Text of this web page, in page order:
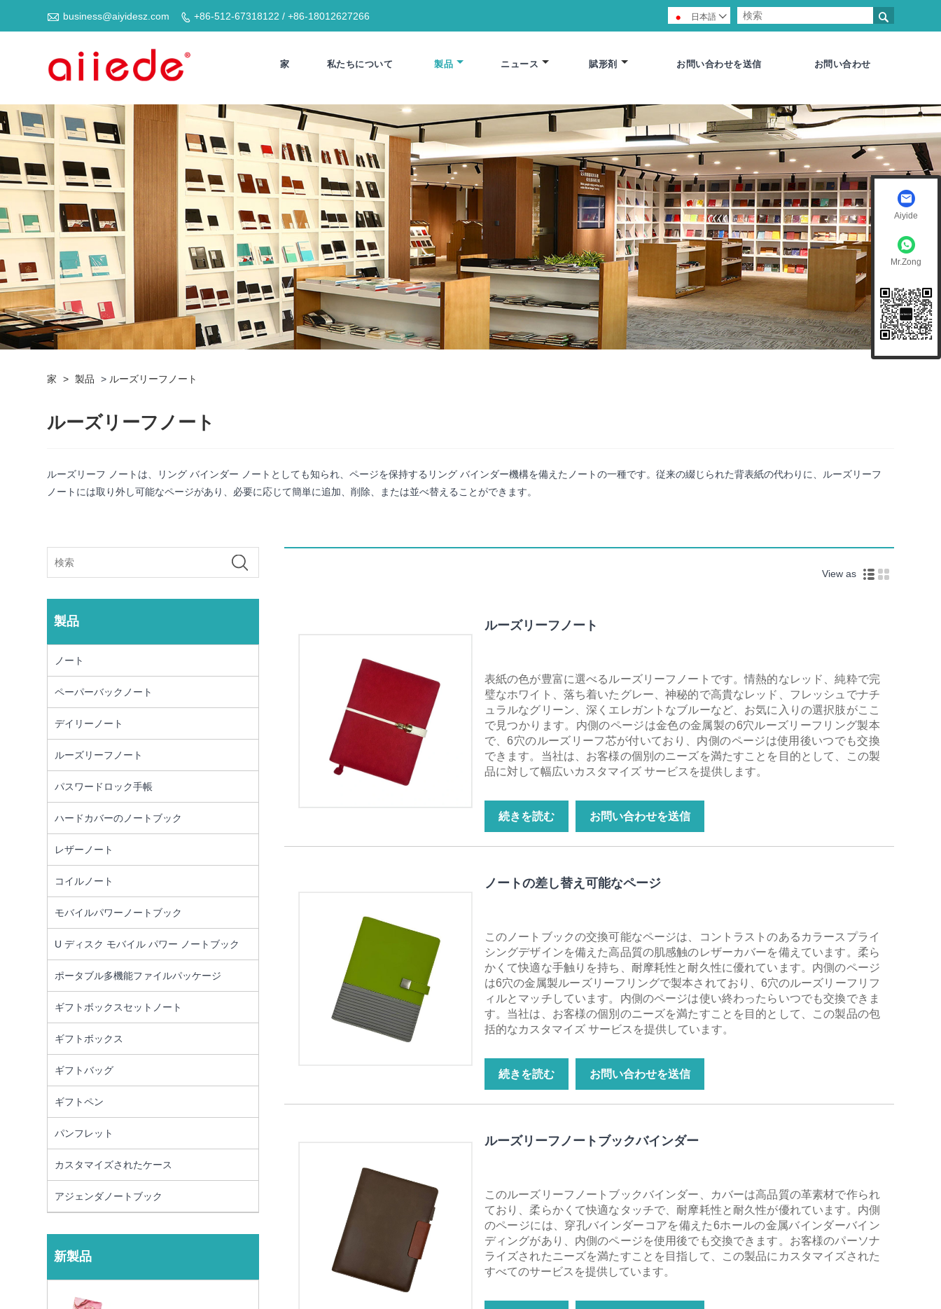
 business@aiyidesz.com  +86-512-67318122 / +86-18012627266 
日本語 
家 私たちについて 製品 ニュース 賦形剤 お問い合わせを送信 お問い合わせ
家 > 製品 > ルーズリーフノート
ルーズリーフノート
ルーズリーフ ノートは、リング バインダー ノートとしても知られ、ページを保持するリング バインダー機構を備えたノートの一種です。従来の綴じられた背表紙の代わりに、ルーズリーフ
ノートには取り外し可能なページがあり、必要に応じて簡単に追加、削除、または並べ替えることができます。
製品
ノート
ペーパーバックノート
デイリーノート
ルーズリーフノート
パスワードロック手帳
ハードカバーのノートブック
レザーノート
コイルノート
モバイルパワーノートブック
U ディスク モバイル パワー ノートブック
ポータブル多機能ファイルパッケージ
ギフトボックスセットノート
ギフトボックス
ギフトバッグ
ギフトペン
パンフレット
カスタマイズされたケース
アジェンダノートブック
新製品
View as
ルーズリーフノート
表紙の色が豊富に選べるルーズリーフノートです。情熱的なレッド、純粋で完
璧なホワイト、落ち着いたグレー、神秘的で高貴なレッド、フレッシュでナチ
ュラルなグリーン、深くエレガントなブルーなど、お気に入りの選択肢がここ
で見つかります。内側のページは金色の金属製の6穴ルーズリーフリング製本
で、6穴のルーズリーフ芯が付いており、内側のページは使用後いつでも交換
できます。当社は、お客様の個別のニーズを満たすことを目的として、この製
品に対して幅広いカスタマイズ サービスを提供します。
続きを読む お問い合わせを送信
ノートの差し替え可能なページ
このノートブックの交換可能なページは、コントラストのあるカラースプライ
シングデザインを備えた高品質の肌感触のレザーカバーを備えています。柔ら
かくて快適な手触りを持ち、耐摩耗性と耐久性に優れています。内側のページ
は6穴の金属製ルーズリーフリングで製本されており、6穴のルーズリーフリフ
ィルとマッチしています。内側のページは使い終わったらいつでも交換できま
す。当社は、お客様の個別のニーズを満たすことを目的として、この製品の包
括的なカスタマイズ サービスを提供しています。
続きを読む お問い合わせを送信
ルーズリーフノートブックバインダー
このルーズリーフノートブックバインダー、カバーは高品質の革素材で作られ
ており、柔らかくて快適なタッチで、耐摩耗性と耐久性が優れています。内側
のページには、穿孔バインダーコアを備えた6ホールの金属バインダーバイン
ディングがあり、内側のページを使用後でも交換できます。お客様のパーソナ
ライズされたニーズを満たすことを目指して、この製品にカスタマイズされた
すべてのサービスを提供しています。
Aiyide
Mr.Zong